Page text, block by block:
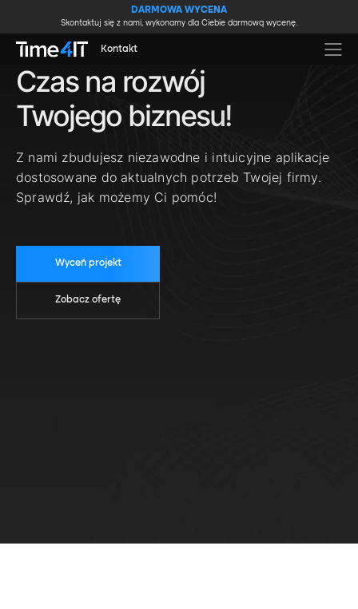
DARMOWA WYCENA
Skontaktuj się z nami, wykonamy dla Ciebie darmową wycenę.
Kontakt
Czas na rozwój
Twojego biznesu!
Z nami zbudujesz niezawodne i intuicyjne aplikacje
dostosowane do aktualnych potrzeb Twojej firmy.
Sprawdź, jak możemy Ci pomóc!
Wyceń projekt
Zobacz ofertę